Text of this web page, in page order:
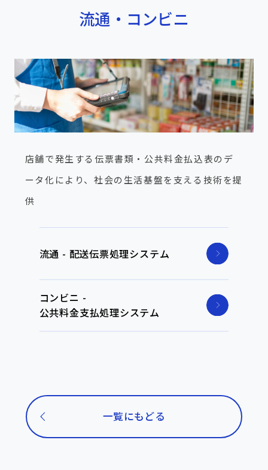
流通・コンビニ
店舗で発生する伝票書類・公共料金払込表のデ
ータ化により、社会の生活基盤を支える技術を提
供
流通 - 配送伝票処理システム
コンビニ -
公共料金支払処理システム
一覧にもどる